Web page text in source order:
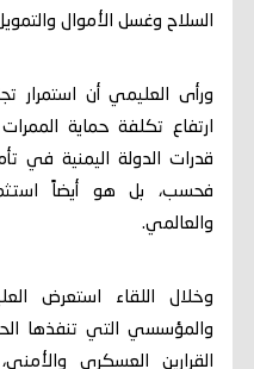
السلاح وغسل الأموال
ورأى العليمي أن استمرار
ارتفاع تكلفة حماية
قدرات الدولة اليمنية في
فحسب، بل هو أيضاً
والعالمي.
وخلال اللقاء استعرض
والمؤسسي التي تنفذها
القرارين العسكري